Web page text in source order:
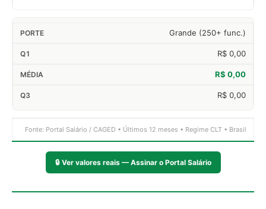
Grande (250+ func.)
R$ 0,00
R$ 0,00
R$ 0,00
Fonte: Portal Salário / CAGED • Últimos 12 meses • Regime CLT • Brasil
🔒 Ver valores reais — Assinar o Portal Salário